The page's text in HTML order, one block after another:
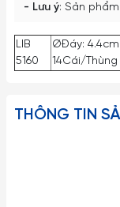
- Lưu ý: Sản
LIB
5160
ØĐáy:
14Cái/Thùng
THÔNG TIN